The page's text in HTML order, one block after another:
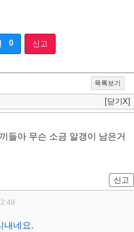
0 신고
목록보기
[닫기X]
들아 무슨 소금 알갱이 남은거
신고
내네요.